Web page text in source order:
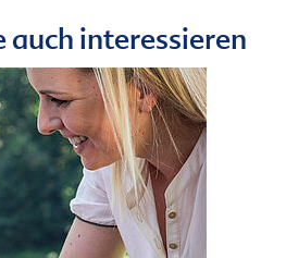
auch interessieren